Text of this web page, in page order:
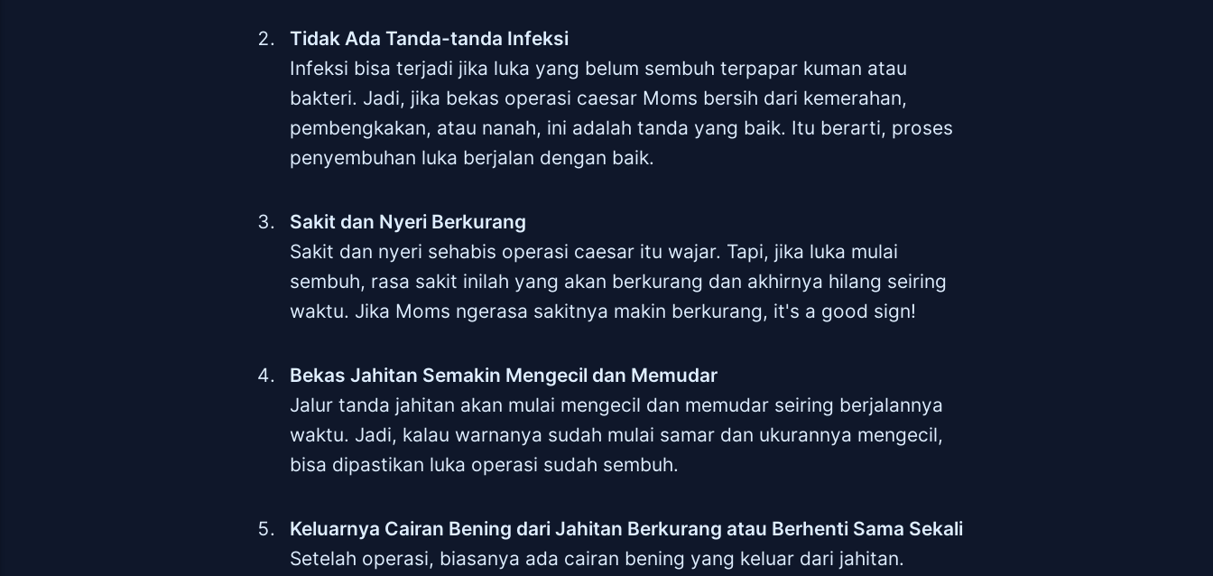
Tidak Ada Tanda-tanda Infeksi
Infeksi bisa terjadi jika luka yang belum sembuh terpapar kuman atau
bakteri. Jadi, jika bekas operasi caesar Moms bersih dari kemerahan,
pembengkakan, atau nanah, ini adalah tanda yang baik. Itu berarti, proses
penyembuhan luka berjalan dengan baik.
Sakit dan Nyeri Berkurang
Sakit dan nyeri sehabis operasi caesar itu wajar. Tapi, jika luka mulai
sembuh, rasa sakit inilah yang akan berkurang dan akhirnya hilang seiring
waktu. Jika Moms ngerasa sakitnya makin berkurang, it's a good sign!
Bekas Jahitan Semakin Mengecil dan Memudar
Jalur tanda jahitan akan mulai mengecil dan memudar seiring berjalannya
waktu. Jadi, kalau warnanya sudah mulai samar dan ukurannya mengecil,
bisa dipastikan luka operasi sudah sembuh.
Keluarnya Cairan Bening dari Jahitan Berkurang atau Berhenti Sama Sekali
Setelah operasi, biasanya ada cairan bening yang keluar dari jahitan.